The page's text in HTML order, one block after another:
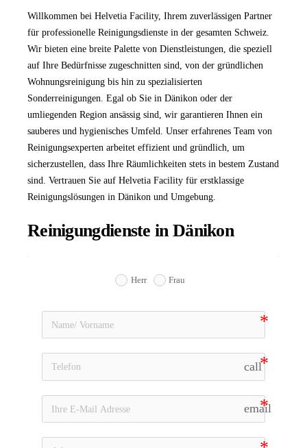
Willkommen bei Helvetia Facility, Ihrem zuverlässigen Partner
für professionelle Reinigungsdienste in der gesamten Schweiz.
Wir bieten eine breite Palette von Dienstleistungen, die speziell
auf Ihre Bedürfnisse zugeschnitten sind, von der gründlichen
Wohnungsreinigung bis hin zu spezialisierten
Sonderreinigungen. Egal ob Sie in Dänikon oder der
umliegenden Region ansässig sind, wir garantieren Ihnen ein
sauberes und hygienisches Umfeld. Unser erfahrenes Team von
Reinigungsexperten arbeitet effizient und gründlich, um
sicherzustellen, dass Ihre Räumlichkeiten stets in bestem Zustand
sind. Vertrauen Sie auf Helvetia Facility für erstklassige
Reinigungslösungen in Dänikon und Umgebung.
Reinigungdienste in Dänikon
Herr Frau
call
email